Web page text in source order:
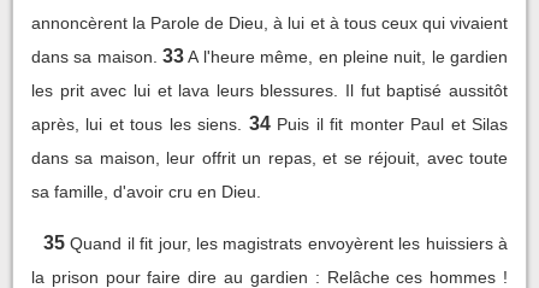
annoncèrent la Parole de Dieu, à lui et à tous ceux qui vivaient
dans sa maison. 33 A l'heure même, en pleine nuit, le gardien
les prit avec lui et lava leurs blessures. Il fut baptisé aussitôt
après, lui et tous les siens.
34 Puis il fit monter Paul et Silas
dans sa maison, leur offrit un repas, et se réjouit, avec toute
sa famille, d'avoir cru en Dieu.
35 Quand il fit jour, les magistrats envoyèrent les huissiers à
la prison pour faire dire au gardien : Relâche ces hommes !